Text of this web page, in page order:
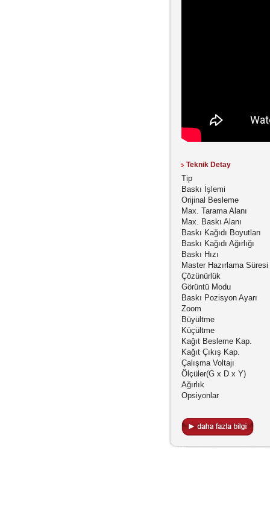
Teknik Detay
Tip
Baskı İşlemi
Orijinal Besleme
Max. Tarama Alanı
Max. Baskı Alanı
Baskı Kağıdı Boyutları
Baskı Kağıdı Ağırlığı
Baskı Hızı
Master Hazırlama Süresi
Çözünürlük
Görüntü Modu
Baskı Pozisyon Ayarı
Zoom
Büyültme
Küçültme
Kağıt Besleme Kap.
Kağıt Çıkış Kap.
Çalışma Voltajı
Ölçüler(G x D x Y)
Ağırlık
Opsiyonlar